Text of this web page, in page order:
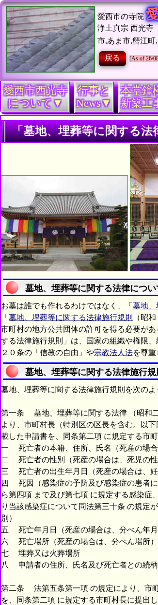
愛西市の寺院
浄土真宗 西光寺
市,あま市,蟹江
戻る [As of 26/
愛西市西光寺
について▼
行事と
News▼
本堂鐘
新築工
「墓地、埋葬等に関する法律施行規
墓地、埋葬等に関する法律につい
お墓は誰でも作れるわけではなく、「 墓地、
「 墓地、埋葬等に関する法律施行規則
（昭
市町村の地方公共団体の許可を得る必要が
する法律施行規則」は、国家の組織や権限
２０条の「信教の自由」や宗教法人法を尊重
墓地、埋葬等に関する法律施行
墓地、埋葬等に関する法律施行規則を次のよ
第一条 墓地、埋葬等に関する法律 （昭和
より、市町村長（特別区の区長を含む。以
載した申請書を、同条第二項 に規定する市
一 死亡者の本籍、住所、氏名（死産の場合
二 死亡者の性別（死産の場合は、死児の性
三 死亡者の出生年月日（死産の場合は、妊
四 死因（感染症の予防及び感染症の患者
ら第四項 まで及び第七項 に規定する感染症
り当該感染症について同法第三十条 の規定
別）
五 死亡年月日（死産の場合は、分べん年月
六 死亡場所（死産の場合は、分べん場所）
七 埋葬又は火葬場所
八 申請者の住所、氏名及び死亡者との続柄
第二条 法第五条第一項 の規定により、市
を、同条第二項 に規定する市町村長に提出